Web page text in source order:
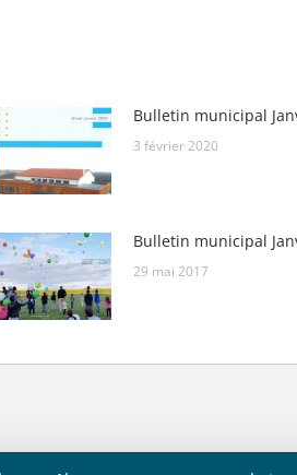
Bulletin municipal
3 février 2020
Bulletin municipal
29 mai 2017